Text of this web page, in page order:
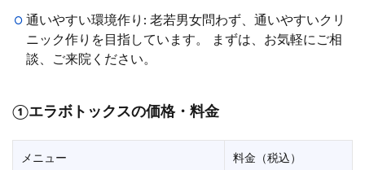
通いやすい環境作り: 老若男女問わず、通いやすいクリ
ニック作りを目指しています。 まずは、お気軽にご相
談、ご来院ください。
①エラボトックスの価格・料金
メニュー 料金（税込）